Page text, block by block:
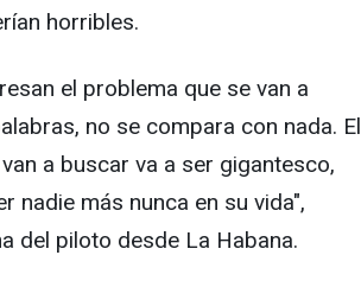
horribles.
el problema que se van a
no se compara con nada. El
a buscar va a ser gigantesco,
nadie más nunca en su vida",
del piloto desde La Habana.